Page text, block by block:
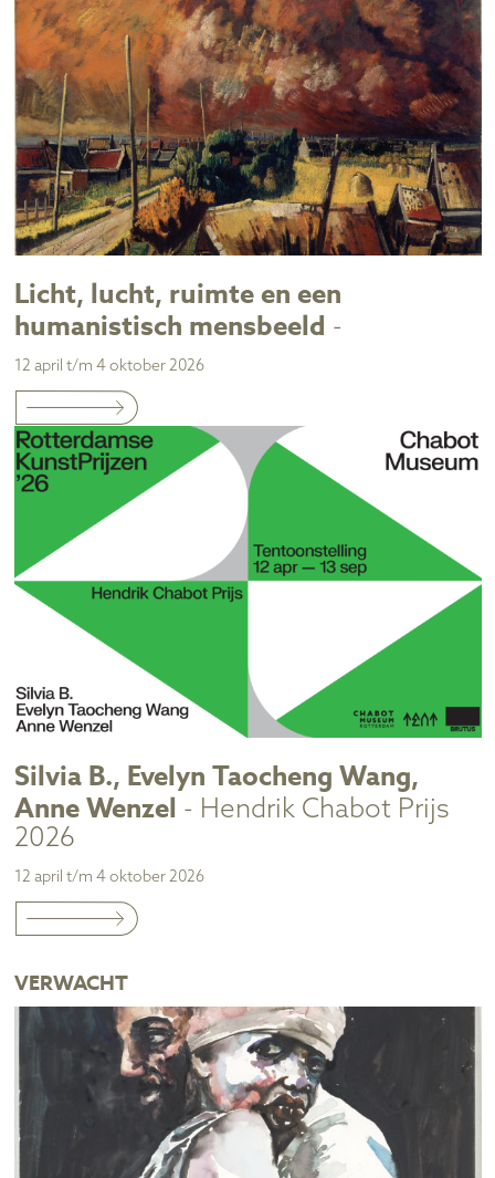
Licht, lucht, ruimte en een
humanistisch mensbeeld -
12 april t/m 4 oktober 2026
Silvia B., Evelyn Taocheng Wang,
Anne Wenzel - Hendrik Chabot Prijs
2026
12 april t/m 4 oktober 2026
VERWACHT